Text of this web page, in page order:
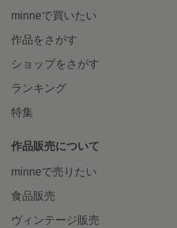
minneで買いたい
作品をさがす
ショップをさがす
ランキング
特集
作品販売について
minneで売りたい
食品販売
ヴィンテージ販売